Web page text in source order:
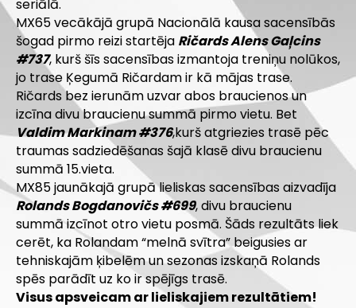
seriālā.
MX65 vecākājā grupā Nacionālā kausa sacensībās
šogad pirmo reizi startēja Ričards Alens Gaļcins
#737, kurš šīs sacensības izmantoja treniņu nolūkos,
jo trase Ķegumā Ričardam ir kā mājas trase.
Ričards bez ierunām uzvar abos braucienos un
izcīna divu braucienu summā pirmo vietu. Bet
Valdim Markinam #376,kurš atgriezies trasē pēc
traumas sadziedēšanas šajā klasē divu braucienu
summā 15.vieta.
MX85 jaunākajā grupā lieliskas sacensības aizvadīja
Rolands Bogdanovičs #699, divu braucienu
summā izcīnot otro vietu posmā. Šāds rezultāts liek
cerēt, ka Rolandam “melnā svītra” beigusies ar
tehniskajām ķibelēm un sezonas izskaņā Rolands
spēs parādīt uz ko ir spējīgs trasē.
Visus apsveicam ar lieliskajiem rezultātiem!